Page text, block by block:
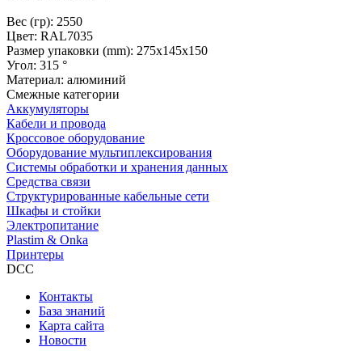
Вес (гр): 2550
Цвет: RAL7035
Размер упаковки (mm): 275x145x150
Угол: 315 °
Материал: алюминий
Смежные категории
Аккумуляторы
Кабели и провода
Кроссовое оборудование
Оборудование мультиплексирования
Системы обработки и хранения данных
Средства связи
Структурированные кабельные сети
Шкафы и стойки
Электропитание
Plastim & Onka
Принтеры
DCC
Контакты
База знаний
Карта сайта
Новости